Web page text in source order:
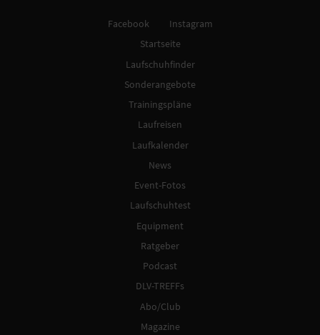
Facebook
Instagram
Startseite
Laufschuhfinder
Sonderangebote
Trainingspläne
Laufreisen
Laufkalender
News
Event-Fotos
Laufschuhtest
Equipment
Ratgeber
Podcast
DLV-TREFFs
Abo/Club
Magazine